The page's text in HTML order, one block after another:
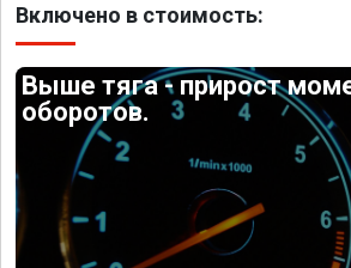
Включено в стоимость:
Выше тяга - прирост
оборотов.